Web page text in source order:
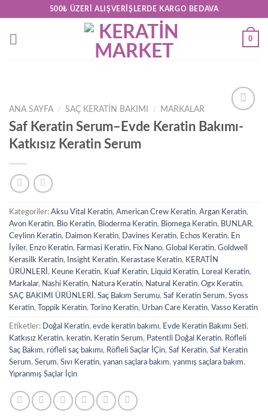
content
500₺ ÜZERI ALIŞVERIŞLERDE KARGO BEDAVA
0
wishlist
ANA SAYFA / SAÇ KERATİN BAKIMI / MARKALAR
Saf Keratin Serum–Evde Keratin Bakımı-
Katkısız Keratin Serum
Kategoriler: Aksu Vital Keratin, American Crew Keratin, Argan Keratin,
Avon Keratin, Bio Keratin, Bioderma Keratin, Biomega Keratin, BUNLAR,
Ceylinn Keratin, Daimon Keratin, Davines Keratin, Echos Keratin, En
İyiler, Enzo Keratin, Farmasi Keratin, Fix Nano, Global Keratin, Goldwell
Kerasilk Keratin, Insight Keratin, Kerastase Keratin, KERATİN
ÜRÜNLERİ , Keune Keratin, Kuaf Keratin, Liquid Keratin, Loreal Keratin,
Markalar, Nashi Keratin, Natura Keratin, Natural Keratin, Ogx Keratin,
SAÇ BAKIMI ÜRÜNLERİ , Saç Bakım Serumu, Saf Keratin Serum, Syoss
Keratin, Toppik Keratin, Torino Keratin, Urban Care Keratin, Vasso Keratin
Etiketler: Doğal Keratin, evde keratin bakımı, Evde Keratin Bakımı Seti,
Katkısız Keratin, keratin, Keratin Serum, Patentli Doğal Keratin, Röfleli
Saç Bakım, röfleli saç bakımı, Röfleli Saçlar İÇin, Saf Keratin, Saf Keratin
Serum, Serum, Sıvı Keratin, yanan saçlara bakım, yanmış saçlara bakım,
Yıpranmış Saçlar İçin